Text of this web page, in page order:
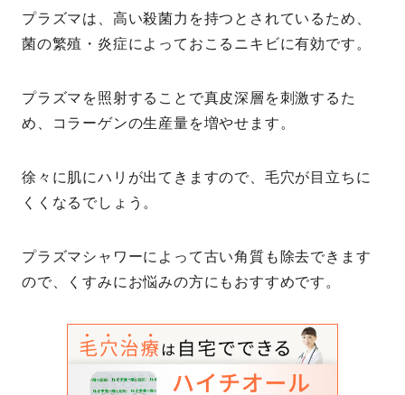
プラズマは、高い殺菌力を持つとされているため、
菌の繁殖・炎症によっておこるニキビに有効です。
プラズマを照射することで真皮深層を刺激するた
め、コラーゲンの生産量を増やせます。
徐々に肌にハリが出てきますので、毛穴が目立ちに
くくなるでしょう。
プラズマシャワーによって古い角質も除去できます
ので、くすみにお悩みの方にもおすすめです。